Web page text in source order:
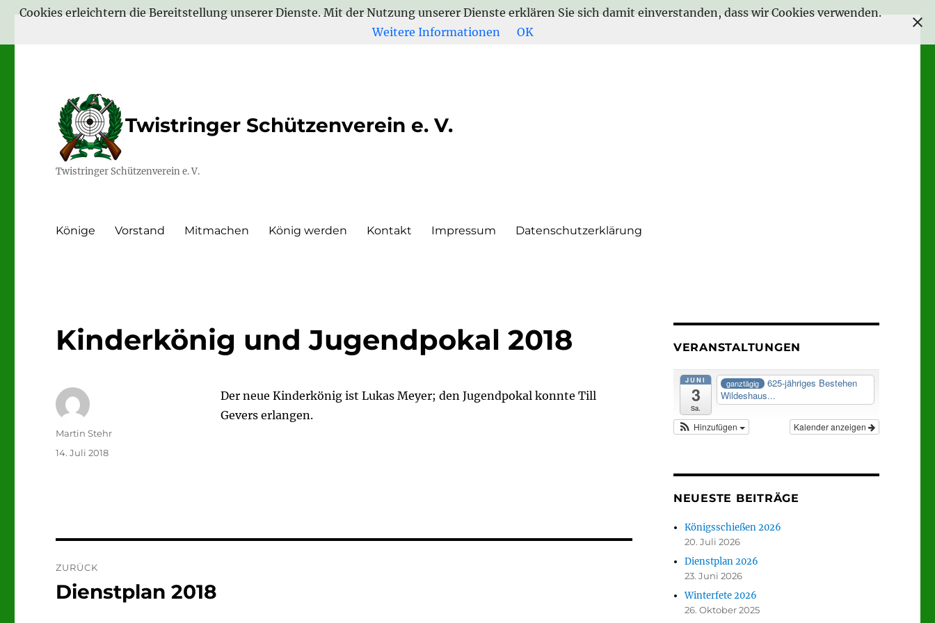
Twistringer Schützenverein e. V.
Twistringer Schützenverein e. V.
Könige Vorstand Mitmachen König werden Kontakt Impressum Datenschutzerklärung
Kinderkönig und Jugendpokal 2018
Der neue Kinderkönig ist Lukas Meyer; den Jugendpokal konnte Till
Gevers erlangen.
Autor
Martin Stehr
Veröffentlicht
14. Juli 2018
ZURÜCK
Vorheriger
Dienstplan 2018
VERANSTALTUNGEN
JUNI
3
Sa.
ganztägig
625-jähriges Bestehen
Wildeshaus...
Kalender anzeigen
Hinzufügen
NEUESTE BEITRÄGE
Königsschießen 2026
20. Juli 2026
Dienstplan 2026
23. Juni 2026
Winterfete 2026
26. Oktober 2025
Cookies erleichtern die Bereitstellung unserer Dienste. Mit der Nutzung unserer Dienste erklären Sie sich damit einverstanden, dass wir Cookies verwenden.
Weitere Informationen
OK